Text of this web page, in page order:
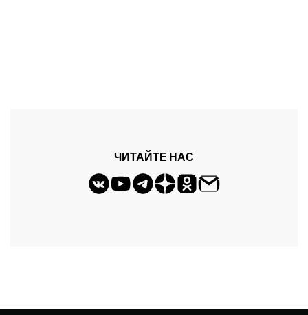
ЧИТАЙТЕ НАС